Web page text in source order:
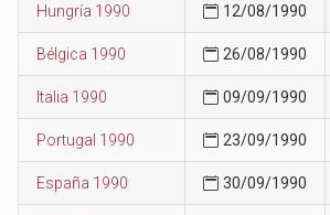
Hungría 1990 12/08/1990
Bélgica 1990 26/08/1990
Italia 1990 09/09/1990
Portugal 1990 23/09/1990
España 1990 30/09/1990